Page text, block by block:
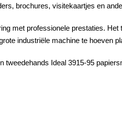
brochures, visitekaartjes en
met professionele prestaties.
industriële machine te hoeven
tweedehands Ideal 3915-95